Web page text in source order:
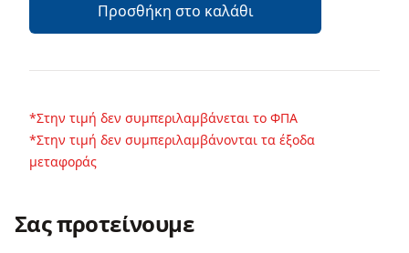
Προσθήκη στο καλάθι
*Στην τιμή δεν συμπεριλαμβάνεται το ΦΠΑ
*Στην τιμή δεν συμπεριλαμβάνονται τα έξοδα
μεταφοράς
Σας προτείνουμε